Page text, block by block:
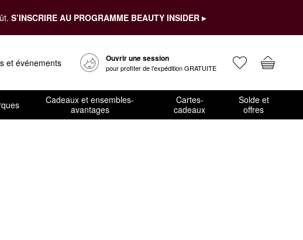
S’INSCRIRE AU PROGRAMME BEAUTY INSIDER ▸
et événements Ouvrir une session
pour profiter de l’expédition GRATUITE
Cadeaux et ensembles-
avantages
Cartes-
cadeaux
Solde et
offres